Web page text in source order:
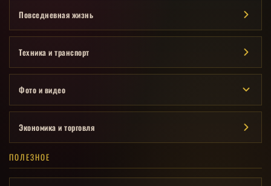
Повседневная жизнь
Техника и транспорт
Фото и видео
Экономика и торговля
ПОЛЕЗНОЕ